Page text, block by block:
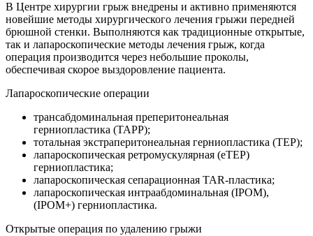
В Центре хирургии грыж внедрены и активно применяются
новейшие методы хирургического лечения грыжи передней
брюшной стенки. Выполняются как традиционные открытые,
так и лапароскопические методы лечения грыж, когда
операция производится через небольшие проколы,
обеспечивая скорое выздоровление пациента.
Лапароскопические операции
трансабдоминальная преперитонеальная
герниопластика (ТАРР);
тотальная экстраперитонеальная герниопластика (ТЕР);
лапароскопическая ретромускулярная (eTEP)
герниопластика;
лапароскопическая сепарационная TAR-пластика;
лапароскопическая интраабдоминальная (IPOM),
(IPOM+) герниопластика.
Открытые операция по удалению грыжи